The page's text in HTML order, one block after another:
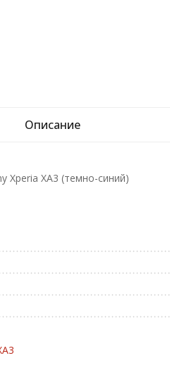
Описание
Xperia XA3 (темно-синий)